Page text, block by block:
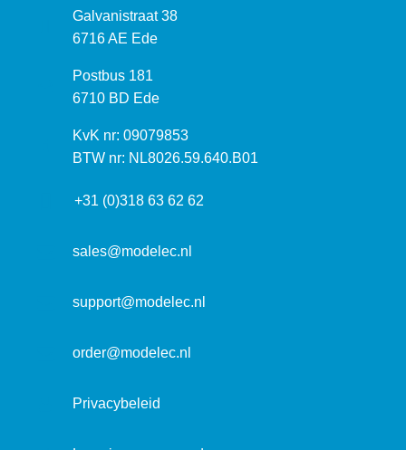
B
e
o
e
k
a
Galvanistraat 38
6716 AE Ede
P
o
t
a
s
Postbus 181
6710 BD Ede
I
n
o
m
KvK nr: 09079853
BTW nr: NL8026.59.640.B01
+31 (0)318 63 62 62
sales@modelec.nl
support@modelec.nl
order@modelec.nl
Privacybeleid